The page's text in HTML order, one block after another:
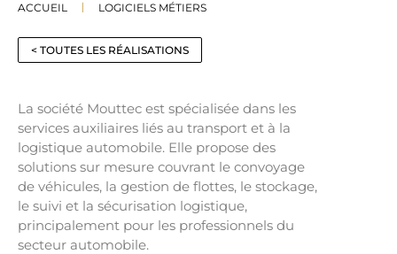
Vous êtes ici :
ACCUEIL LOGICIELS MÉTIERS
< TOUTES LES RÉALISATIONS
La société Mouttec est spécialisée dans les
services auxiliaires liés au transport et à la
logistique automobile. Elle propose des
solutions sur mesure couvrant le convoyage
de véhicules, la gestion de flottes, le stockage,
le suivi et la sécurisation logistique,
principalement pour les professionnels du
secteur automobile.